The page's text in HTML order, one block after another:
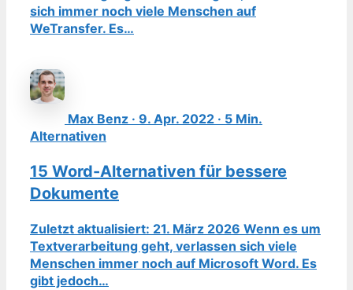
sich immer noch viele Menschen auf
WeTransfer. Es…
Max Benz · 9. Apr. 2022 · 5 Min.
Alternativen
15 Word-Alternativen für bessere
Dokumente
Zuletzt aktualisiert: 21. März 2026 Wenn es um
Textverarbeitung geht, verlassen sich viele
Menschen immer noch auf Microsoft Word. Es
gibt jedoch…